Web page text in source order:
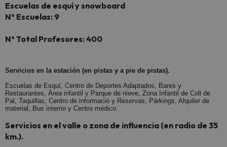
Escuelas de esquí y snowboard
Nº Escuelas: 9
Nº Total Profesores: 400
Servicios en la estación (en pistas y a pie de pistas).
Escuelas de Esquí, Centro de Deportes Adaptados, Bares y
Restaurantes, Área infantil y Parque de nieve, Zona Infantil de Coll de
Pal, Taquillas, Centro de informació y Reservas, Párkings, Alquiler de
material, Bus interno y Centro médico.
Servicios en el valle o zona de influencia (en radio de 35
km.).